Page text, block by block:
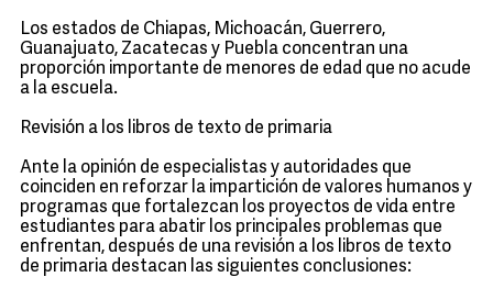
Los estados de Chiapas, Michoacán, Guerrero,
Guanajuato, Zacatecas y Puebla concentran una
proporción importante de menores de edad que no acude
a la escuela.
Revisión a los libros de texto de primaria
Ante la opinión de especialistas y autoridades que
coinciden en reforzar la impartición de valores humanos y
programas que fortalezcan los proyectos de vida entre
estudiantes para abatir los principales problemas que
enfrentan, después de una revisión a los libros de texto
de primaria destacan las siguientes conclusiones: